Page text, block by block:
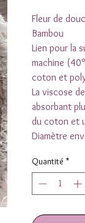
Fleur de
Bambou
Lien pour la
machine
coton et
La viscose
absorbant
du coton et
Diamètre
Quantité *